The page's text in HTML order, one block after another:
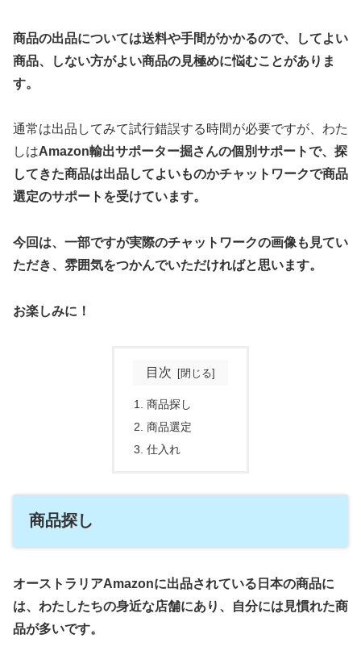
商品の出品については送料や手間がかかるので、してよい
商品、しない方がよい商品の見極めに悩むことがありま
す。
通常は出品してみて試行錯誤する時間が必要ですが、わた
しはAmazon輸出サポーター掘さんの個別サポートで、探
してきた商品は出品してよいものかチャットワークで商品
選定のサポートを受けています。
今回は、一部ですが実際のチャットワークの画像も見てい
ただき、雰囲気をつかんでいただければと思います。
お楽しみに！
目次
商品探し
商品選定
仕入れ
商品探し
オーストラリアAmazonに出品されている日本の商品に
は、わたしたちの身近な店舗にあり、自分には見慣れた商
品が多いです。